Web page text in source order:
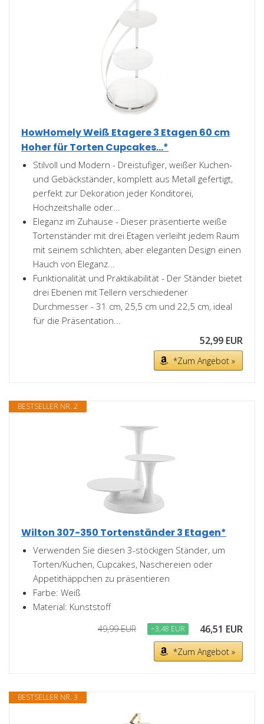
HowHomely Weiß Etagere 3 Etagen 60 cm
Hoher für Torten Cupcakes...*
Stilvoll und Modern - Dreistufiger, weißer Kuchen-
und Gebäckständer, komplett aus Metall gefertigt,
perfekt zur Dekoration jeder Konditorei,
Hochzeitshalle oder...
Eleganz im Zuhause - Dieser präsentierte weiße
Tortenständer mit drei Etagen verleiht jedem Raum
mit seinem schlichten, aber eleganten Design einen
Hauch von Eleganz...
Funktionalität und Praktikabilität - Der Ständer bietet
drei Ebenen mit Tellern verschiedener
Durchmesser - 31 cm, 25,5 cm und 22,5 cm, ideal
für die Präsentation...
52,99 EUR
*Zum Angebot »
BESTSELLER NR. 2
Wilton 307-350 Tortenständer 3 Etagen*
Verwenden Sie diesen 3-stöckigen Ständer, um
Torten/Kuchen, Cupcakes, Naschereien oder
Appetithäppchen zu präsentieren
Farbe: Weiß
Material: Kunststoff
49,99 EUR −3,48 EUR 46,51 EUR
*Zum Angebot »
BESTSELLER NR. 3